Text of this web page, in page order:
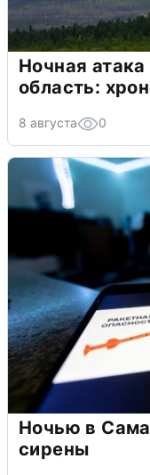
Ночная
область:
8 августа 0
Ночью в
сирены